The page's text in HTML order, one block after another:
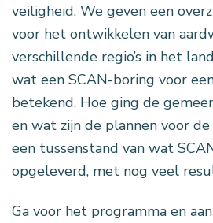
veiligheid. We geven een
voor het ontwikkelen van
verschillende regio’s in het
wat een SCAN-boring voor
betekend. Hoe ging de
en wat zijn de plannen voor
een tussenstand van wat
opgeleverd, met nog veel
Ga voor het programma en